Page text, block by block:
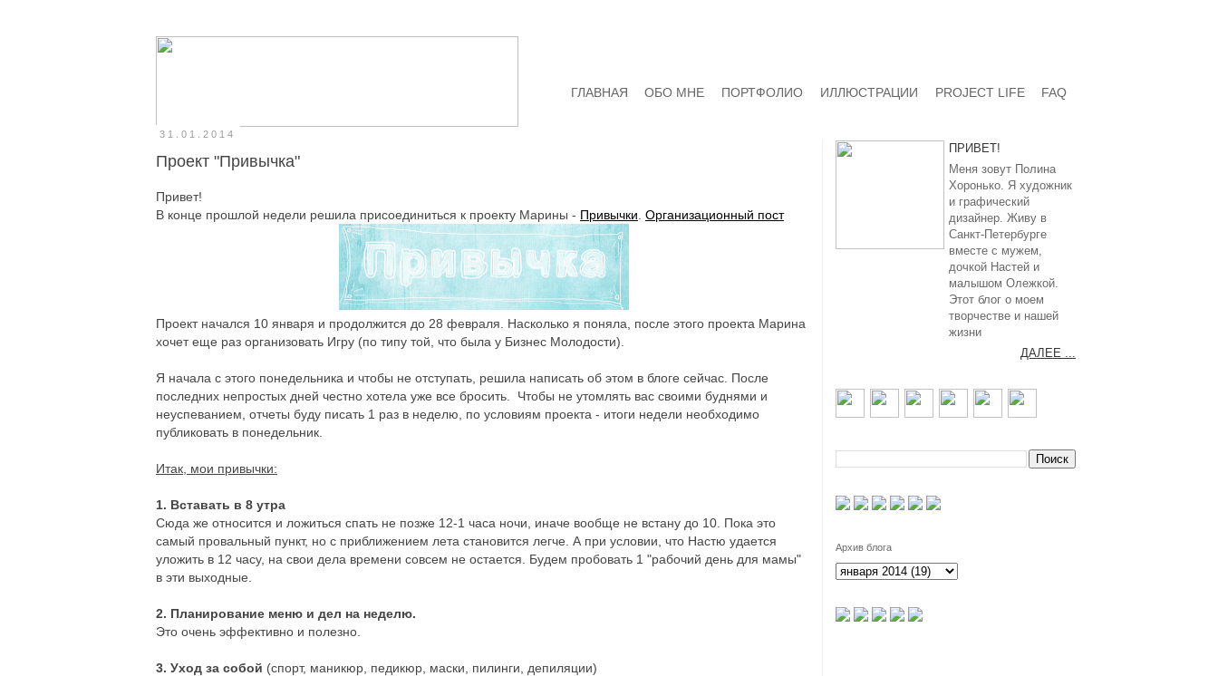
FAQ
PROJECT LIFE
ИЛЛЮСТРАЦИИ
ПОРТФОЛИО
ОБО МНЕ
ГЛАВНАЯ
31.01.2014
Проект "Привычка"
Привет!
В конце прошлой недели решила присоединиться к проекту Марины - Привычки Организационный пост
Проект начался 10 января и продолжится до 28 февраля. Насколько я поняла, после этого проекта Марина
хочет еще раз организовать Игру (по типу той, что была у Бизнес Молодости).
Я начала с этого понедельника и чтобы не отступать, решила написать об этом в блоге сейчас. После
последних непростых дней честно хотела уже все бросить. Чтобы не утомлять вас своими буднями и
неуспеванием, отчеты буду писать 1 раз в неделю, по условиям проекта - итоги недели необходимо
публиковать в понедельник.
Итак, мои привычки:
1. Вставать в 8 утра
Сюда же относится и ложиться спать не позже 12-1 часа ночи, иначе вообще не встану до 10. Пока это
самый провальный пункт, но с приближением лета становится легче. А при условии, что Настю удается
уложить в 12 часу, на свои дела времени совсем не остается. Будем пробовать 1 "рабочий день для мамы"
в эти выходные.
2. Планирование меню и дел на неделю.
Это очень эффективно и полезно.
3. Уход за собой (спорт, маникюр, педикюр, маски, пилинги, депиляции)
ПРИВЕТ!
Меня зовут Полина
Хоронько. Я художник
и графический
дизайнер. Живу в
Санкт-Петербурге
вместе с мужем,
дочкой Настей и
малышом Олежкой.
Этот блог о моем
творчестве и нашей
жизни
ДАЛЕЕ ...
Архив блога